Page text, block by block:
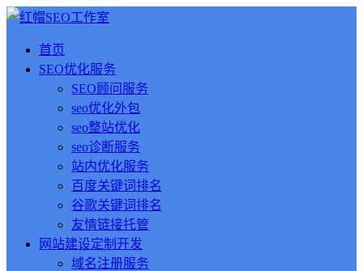
首页
SEO优化服务
SEO顾问服务
seo优化外包
seo整站优化
seo诊断服务
站内优化服务
百度关键词排名
谷歌关键词排名
友情链接托管
网站建设定制开发
域名注册服务